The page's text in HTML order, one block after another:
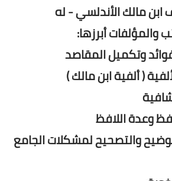
ابن مالك الأندلسي - له
أبرزها:
وتكميل المقاصد
( ألفية ابن مالك )
وعدة اللافظ
والتصحيح لمشكلات الجامع